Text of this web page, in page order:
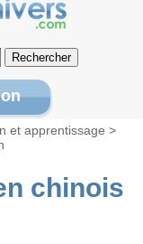
et apprentissage >
chinois